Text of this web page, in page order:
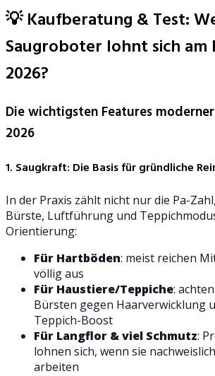
💡 Kaufberatung & Test:
Saugroboter lohnt sich am
2026?
Die wichtigsten Features
2026
1. Saugkraft: Die Basis für gründliche
In der Praxis zählt nicht nur die Pa-
Bürste, Luftführung und
Orientierung:
Für Hartböden: meist reichen
völlig aus
Für Haustiere/Teppiche:
Bürsten gegen Haarverwicklung
Teppich-Boost
Für Langflor & viel Schmutz:
lohnen sich, wenn sie
arbeiten